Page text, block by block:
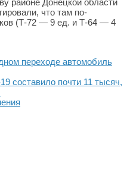
районе Донецкой области
что там по-
(Т-72 — 9 ед. и Т-64 — 4
переходе автомобиль
составило почти 11 тысяч,